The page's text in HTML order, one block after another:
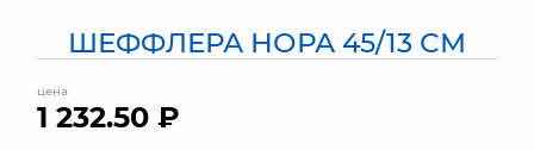
ЯЩИКИ
ШЕФФЛЕРА НОРА 45/13 СМ
цена
1 232.50 ₽